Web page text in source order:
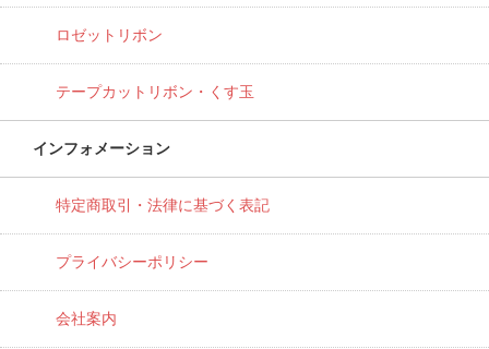
ロゼットリボン
テープカットリボン・くす玉
インフォメーション
特定商取引・法律に基づく表記
プライバシーポリシー
会社案内